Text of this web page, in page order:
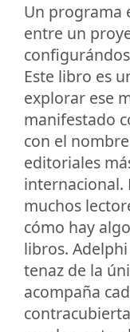
Un programa
entre un
Este libro es
explorar ese
manifestado
con el
editoriales
internacional.
muchos
cómo hay
libros.
tenaz de la
acompaña